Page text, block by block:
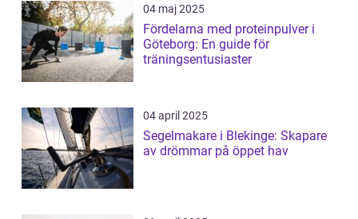
04 maj 2025
Fördelarna med proteinpulver i
Göteborg: En guide för
träningsentusiaster
04 april 2025
Segelmakare i Blekinge: Skapare
av drömmar på öppet hav